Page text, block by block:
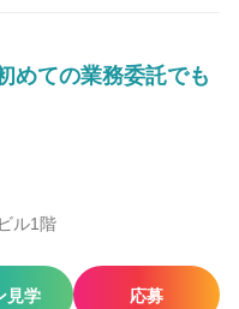
めての業務委託でも
ル1階
見学 応募